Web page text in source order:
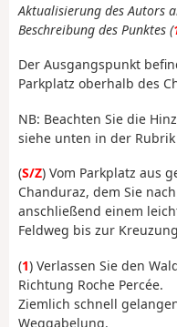
Aktualisierung des Autors
Beschreibung des Punktes (
Der Ausgangspunkt
Parkplatz oberhalb des
NB: Beachten Sie die
siehe unten in der
(S/Z) Vom Parkplatz aus
Chanduraz, dem Sie
anschließend einem
Feldweg bis zur
(1) Verlassen Sie den
Richtung Roche Percée.
Ziemlich schnell
Weggabelung.